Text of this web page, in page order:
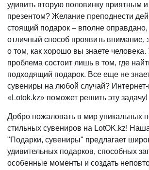
удивить вторую половинку приятным
презентом? Желание преподнести
стоящий подарок – вполне оправдано,
отличный способ проявить внимание,
о том, как хорошо вы знаете человека.
проблема состоит лишь в том, где
подходящий подарок. Все еще не
сувениры на любой случай? Интернет-
«Lotok.kz» поможет решить эту задачу!
Добро пожаловать в мир уникальных
стильных сувениров на LotOK.kz!
"Подарки, сувениры" предлагает
удивительных подарков, способных
особенные моменты и создать